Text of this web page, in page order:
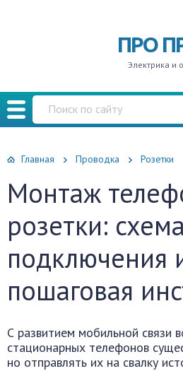
ПРО
Электрика и
Главная Проводка Розетки
Монтаж
розетки: схема
подключения
пошаговая
С развитием мобильной связи
стационарных телефонов
но отправлять их на свалку